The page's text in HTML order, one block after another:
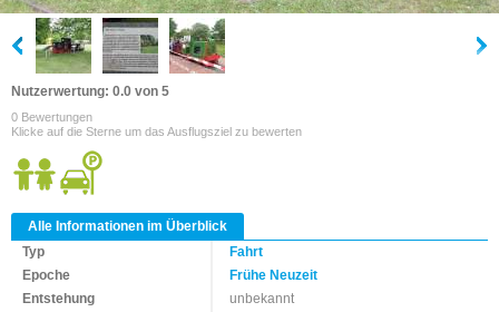
Nutzerwertung: 0.0 von 5
0 Bewertungen
Klicke auf die Sterne um das Ausflugsziel zu bewerten
Alle Informationen im Überblick
Typ
Fahrt
Epoche
Frühe Neuzeit
Entstehung
unbekannt